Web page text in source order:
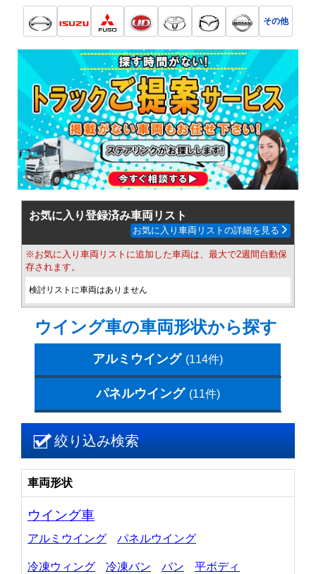
その他
お気に入り登録済み車両リスト
お気に入り車両リストの詳細を見る
※お気に入り車両リストに追加した車両は、最大で2週間自動保
存されます。
検討リストに車両はありません
ウイング車の車両形状から探す
アルミウイング (114件)
パネルウイング (11件)
絞り込み検索
車両形状
ウイング車
アルミウイング パネルウイング
冷凍ウィング 冷凍バン バン
平ボディ